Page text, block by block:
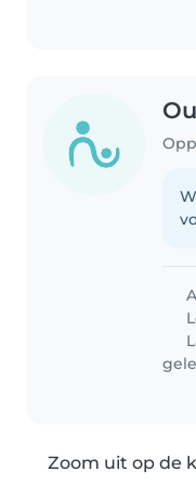
Zoom uit op de